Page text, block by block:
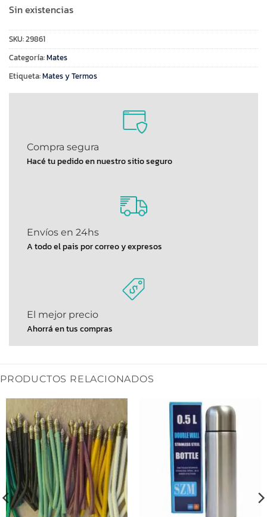
Sin existencias
SKU:29861
Categoría:Mates
Etiqueta:Mates y Termos
Compra segura
Hacé tu pedido en nuestro sitio seguro
Envíos en 24hs
A todo el pais por correo y expresos
El mejor precio
Ahorrá en tus compras
PRODUCTOS RELACIONADOS